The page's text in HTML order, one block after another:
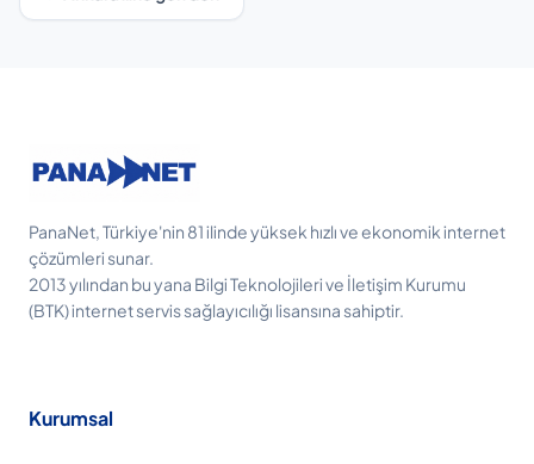
PanaNet, Türkiye'nin 81 ilinde yüksek hızlı ve ekonomik internet
çözümleri sunar.
2013 yılından bu yana Bilgi Teknolojileri ve İletişim Kurumu
(BTK) internet servis sağlayıcılığı lisansına sahiptir.
Kurumsal